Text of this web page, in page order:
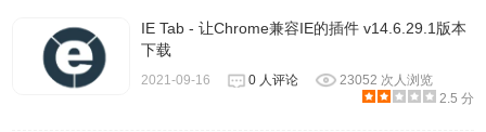
IE Tab - 让Chrome兼容IE的插件 v14.6.29.1版本
下载
2021-09-16 0 人评论
23052 次人浏览
2.5 分